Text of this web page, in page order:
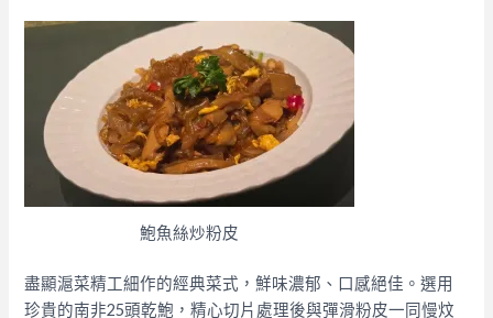
鮑魚絲炒粉皮
盡顯滬菜精工細作的經典菜式，鮮味濃郁、口感絕佳。選用
珍貴的南非25頭乾鮑，精心切片處理後與彈滑粉皮一同慢炆